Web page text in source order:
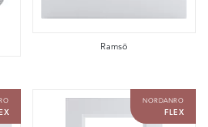
Ramsö
NORDANRO
FLEX